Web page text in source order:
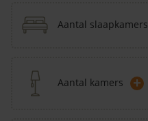
Aantal slaapkamers
Aantal kamers +